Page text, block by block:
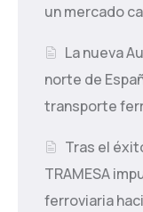
un mercado
La nueva
norte de
transporte
Tras el
TRAMESA
ferroviaria